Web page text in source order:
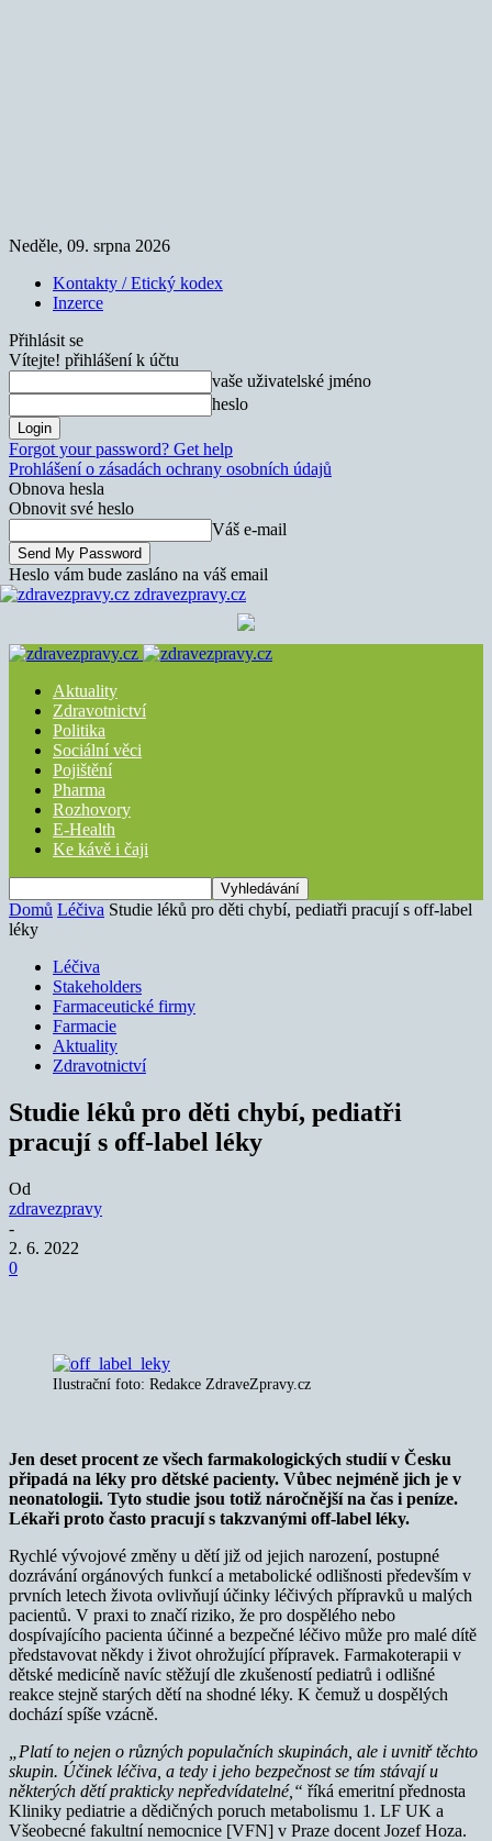
Neděle, 09. srpna 2026
Kontakty / Etický kodex
Inzerce
Přihlásit se
Vítejte! přihlášení k účtu
vaše uživatelské jméno
heslo
Forgot your password? Get help
Prohlášení o zásadách ochrany osobních údajů
Obnova hesla
Obnovit své heslo
Váš e-mail
Heslo vám bude zasláno na váš email
zdravezpravy.cz
Aktuality
Zdravotnictví
Politika
Sociální věci
Pojištění
Pharma
Rozhovory
E-Health
Ke kávě i čaji
Domů Léčiva Studie léků pro děti chybí, pediatři pracují s off-label
léky
Léčiva
Stakeholders
Farmaceutické firmy
Farmacie
Aktuality
Zdravotnictví
Studie léků pro děti chybí, pediatři
pracují s off-label léky
Od
zdravezpravy
-
2. 6. 2022
0
Ilustrační foto: Redakce ZdraveZpravy.cz
Jen deset procent ze všech farmakologických studií v Česku
připadá na léky pro dětské pacienty. Vůbec nejméně jich je v
neonatologii. Tyto studie jsou totiž náročnější na čas i peníze.
Lékaři proto často pracují s takzvanými off-label léky.
Rychlé vývojové změny u dětí již od jejich narození, postupné
dozrávání orgánových funkcí a metabolické odlišnosti především v
prvních letech života ovlivňují účinky léčivých přípravků u malých
pacientů. V praxi to značí riziko, že pro dospělého nebo
dospívajícího pacienta účinné a bezpečné léčivo může pro malé dítě
představovat někdy i život ohrožující přípravek. Farmakoterapii v
dětské medicíně navíc stěžují dle zkušeností pediatrů i odlišné
reakce stejně starých dětí na shodné léky. K čemuž u dospělých
dochází spíše vzácně.
„Platí to nejen o různých populačních skupinách, ale i uvnitř těchto
skupin. Účinek léčiva, a tedy i jeho bezpečnost se tím stávají u
některých dětí prakticky nepředvídatelné,“ říká emeritní přednosta
Kliniky pediatrie a dědičných poruch metabolismu 1. LF UK a
Všeobecné fakultní nemocnice [VFN] v Praze docent Jozef Hoza.